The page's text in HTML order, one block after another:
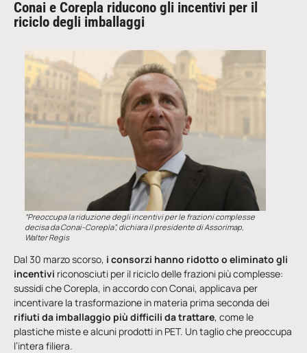
Conai e Corepla riducono gli incentivi per il
riciclo degli imballaggi
“Preoccupa la riduzione degli incentivi per le frazioni complesse
decisa da Conai-Corepla”, dichiara il presidente di Assorimap,
Walter Regis
Dal 30 marzo scorso, i consorzi hanno ridotto o eliminato gli
incentivi riconosciuti per il riciclo delle frazioni più complesse:
sussidi che Corepla, in accordo con Conai, applicava per
incentivare la trasformazione in materia prima seconda dei
rifiuti da imballaggio più difficili da trattare, come le
plastiche miste e alcuni prodotti in PET. Un taglio che preoccupa
l’intera filiera.